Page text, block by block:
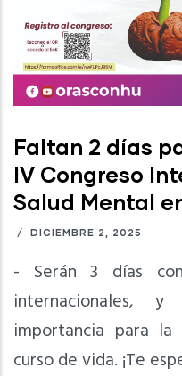
Faltan 2 días
IV Congreso
Salud Mental
/ DICIEMBRE 2, 2025
- Serán 3 días
internacionales,
importancia para
curso de vida. ¡Te